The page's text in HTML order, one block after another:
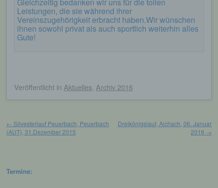
Leistungen, die sie während ihrer
Vereinszugehörigkeit erbracht haben.Wir wünschen
ihnen sowohl privat als auch sportlich weiterhin alles
Gute!
Veröffentlicht in Aktuelles Archiv 2016
← Silvesterlauf Peuerbach, Peuerbach
(AUT), 31.Dezember 2015
Dreikönigslauf, Aichach, 06. Januar
2016 →
Termine: